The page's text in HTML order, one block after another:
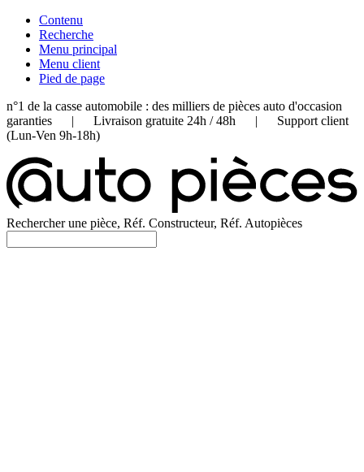
Contenu
Recherche
Menu principal
Menu client
Pied de page
n°1 de la casse automobile : des milliers de pièces auto d'occasion
garanties | Livraison gratuite 24h / 48h | Support client
(Lun-Ven 9h-18h)
Rechercher une pièce, Réf. Constructeur, Réf. Autopièces